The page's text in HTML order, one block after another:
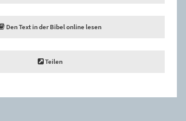
Den Text in der Bibel online lesen
Teilen